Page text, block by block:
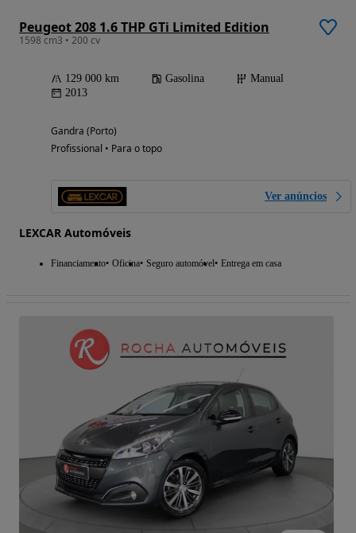
Peugeot 208 1.6 THP GTi Limited Edition
1598 cm3 • 200 cv
129 000 km Gasolina
Manual
2013
Gandra (Porto)
Profissional • Para o topo
Ver anúncios
LEXCAR Automóveis
Financiamento Oficina Seguro automóvel Entrega em casa